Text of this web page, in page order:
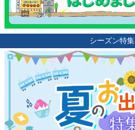
シーズン特集